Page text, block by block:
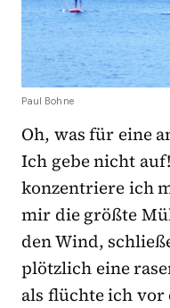
Paul Bohne
Oh, was für eine
Ich gebe nicht
konzentriere ich
mir die größte
den Wind,
plötzlich eine
als flüchte ich vor